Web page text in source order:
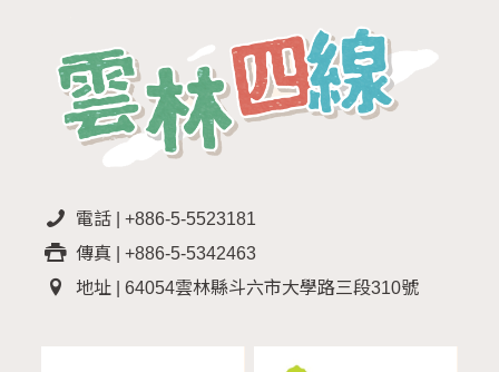
電話 | +886-5-5523181
傳真 | +886-5-5342463
地址 | 64054雲林縣斗六市大學路三段310號